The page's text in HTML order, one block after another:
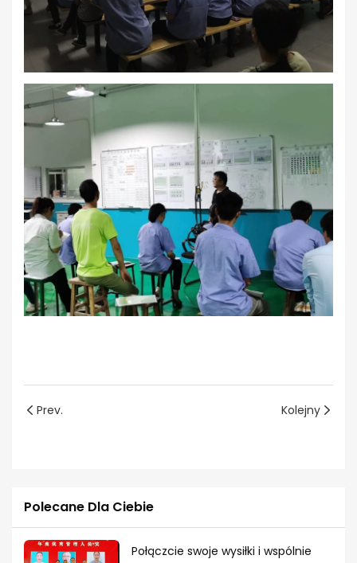
Prev. Kolejny
Polecane Dla Ciebie
Połączcie swoje wysiłki i wspólnie